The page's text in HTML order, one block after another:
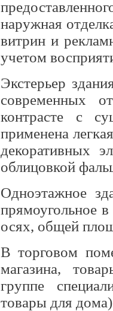
наружная
витрин и
учетом
Экстерьер
современных
контрасте с
применена
декоративных
облицовкой
Одноэтажное
прямоугольное
осях, общей
В торговом
магазина,
группе
товары для